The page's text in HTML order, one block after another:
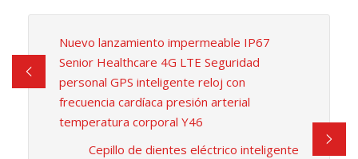
Nuevo lanzamiento impermeable IP67
Senior Healthcare 4G LTE Seguridad
personal GPS inteligente reloj con
frecuencia cardíaca presión arterial
temperatura corporal Y46
Cepillo de dientes eléctrico inteligente